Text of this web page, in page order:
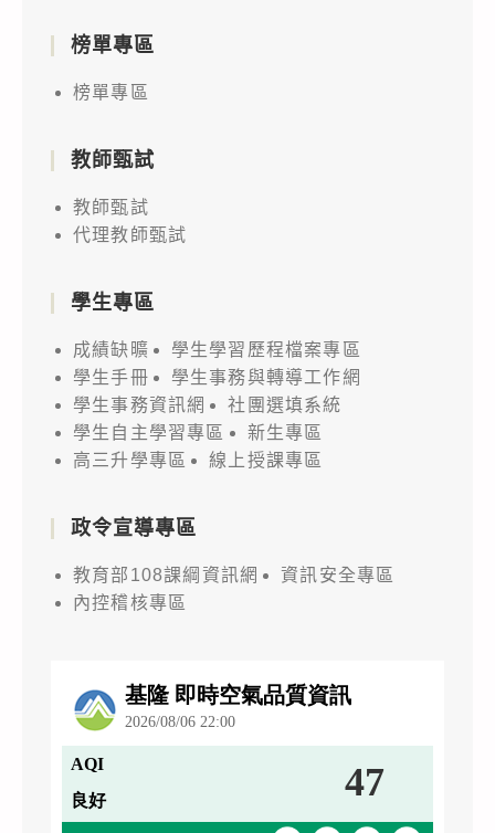
榜單專區
榜單專區
教師甄試
教師甄試
代理教師甄試
學生專區
成績缺曠
學生學習歷程檔案專區
學生手冊
學生事務與轉導工作網
學生事務資訊網
社團選填系統
學生自主學習專區
新生專區
高三升學專區
線上授課專區
政令宣導專區
教育部108課綱資訊網
資訊安全專區
內控稽核專區